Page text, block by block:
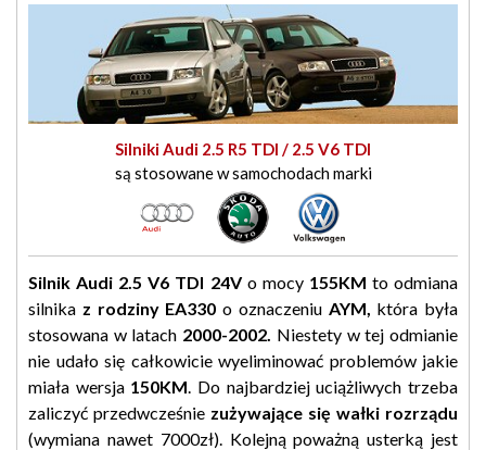
Silniki Audi 2.5 R5 TDI / 2.5 V6 TDI
są stosowane w samochodach marki
Silnik Audi 2.5 V6 TDI 24V o mocy 155KM to odmiana
silnika z rodziny EA330 o oznaczeniu AYM, która była
stosowana w latach 2000-2002. Niestety w tej odmianie
nie udało się całkowicie wyeliminować problemów jakie
miała wersja150KM. Do najbardziej uciążliwych trzeba
zaliczyć przedwcześnie zużywające się wałki rozrządu
(wymiana nawet 7000zł). Kolejną poważną usterką jest